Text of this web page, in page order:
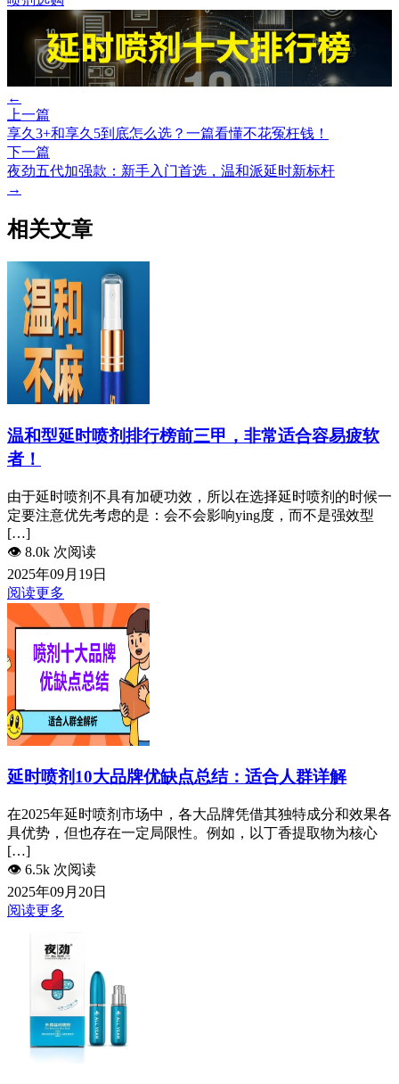
←
上一篇
享久3+和享久5到底怎么选？一篇看懂不花冤枉钱！
下一篇
夜劲五代加强款：新手入门首选，温和派延时新标杆
→
相关文章
温和型延时喷剂排行榜前三甲，非常适合容易疲软
者！
由于延时喷剂不具有加硬功效，所以在选择延时喷剂的时候一
定要注意优先考虑的是：会不会影响ying度，而不是强效型
[…]
👁️ 8.0k 次阅读
2025年09月19日
阅读更多
延时喷剂10大品牌优缺点总结：适合人群详解
在2025年延时喷剂市场中，各大品牌凭借其独特成分和效果各
具优势，但也存在一定局限性。例如，以丁香提取物为核心
[…]
👁️ 6.5k 次阅读
2025年09月20日
阅读更多